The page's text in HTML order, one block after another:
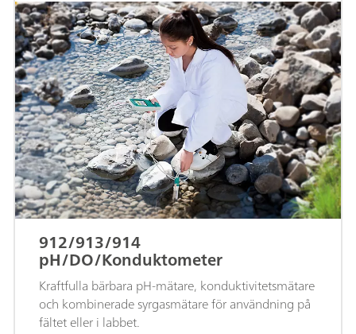
912/913/914
pH/DO/Konduktometer
Kraftfulla bärbara pH-mätare, konduktivitetsmätare
och kombinerade syrgasmätare för användning på
fältet eller i labbet.